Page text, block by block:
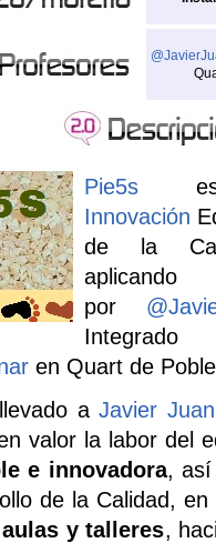
Pie5s
Innovación
de la
aplicando
por
Integrado
en Quart de
aJavier
valor la labor del
e innovadora, así
de la Calidad,
y talleres,